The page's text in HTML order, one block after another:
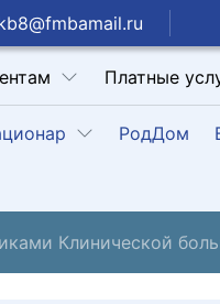
Платные
РодДом
Клинической